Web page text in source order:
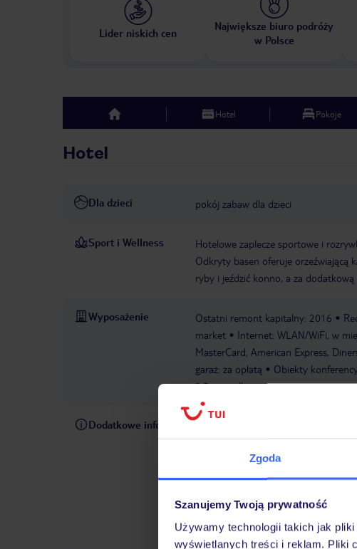
Zgoda
Szanujemy Twoją prywatność
Używamy technologii takich jak
wyświetlanych treści i reklam. Pliki
Lider niskich cen
Największe biuro podróży
w Polsce
top Hotel Pokoje
Hotel
Dla dzieci pokój zabaw dla dzieci
Sport i Wellness
Hotelowe zaplecze sportowe i
Odkryty basen oferuje orzeźwiającą
ryby i jeździć konno, a za dodatkową
Wyposażenie Ostatni remont kapitalny: 2016
market
Internet: WLAN/WiFi, w
MasterCard, American Express,
garaż: za opłatą
Obiekty
3,5 gwiazdki
Dodatkowe informacje
pośrednictwem czatu w aplikacji
informacji dotyczących przebiegu
również wycieczki fakultatywne.